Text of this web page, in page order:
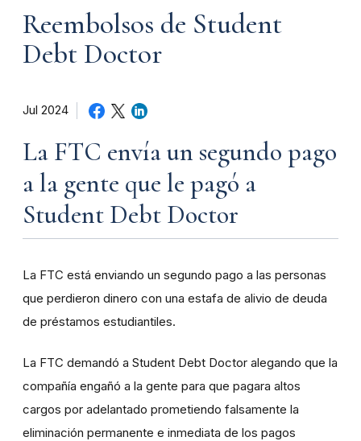
Reembolsos de Student
Debt Doctor
Jul 2024
La FTC envía un segundo pago
a la gente que le pagó a
Student Debt Doctor
La FTC está enviando un segundo pago a las personas
que perdieron dinero con una estafa de alivio de deuda
de préstamos estudiantiles.
La FTC demandó a Student Debt Doctor alegando que la
compañía engañó a la gente para que pagara altos
cargos por adelantado prometiendo falsamente la
eliminación permanente e inmediata de los pagos